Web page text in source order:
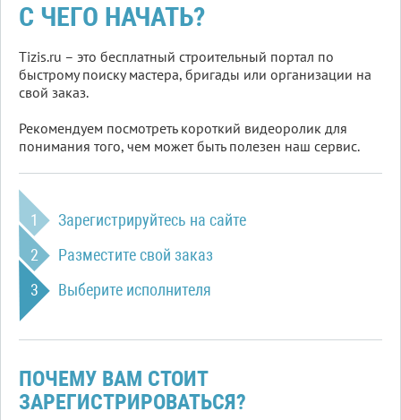
С ЧЕГО НАЧАТЬ?
Tizis.ru – это бесплатный строительный портал по
быстрому поиску мастера, бригады или организации на
свой заказ.
Рекомендуем посмотреть короткий видеоролик для
понимания того, чем может быть полезен наш сервис.
1
Зарегистрируйтесь на сайте
2
Разместите свой заказ
3
Выберите исполнителя
ПОЧЕМУ ВАМ СТОИТ
ЗАРЕГИСТРИРОВАТЬСЯ?